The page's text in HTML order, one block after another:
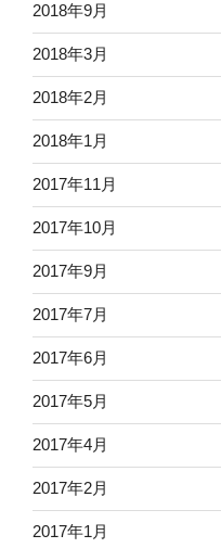
2018年9月
2018年3月
2018年2月
2018年1月
2017年11月
2017年10月
2017年9月
2017年7月
2017年6月
2017年5月
2017年4月
2017年2月
2017年1月